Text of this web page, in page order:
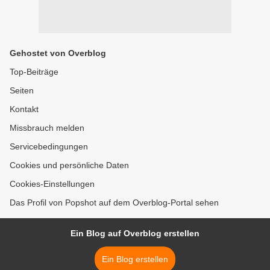
Gehostet von Overblog
Top-Beiträge
Seiten
Kontakt
Missbrauch melden
Servicebedingungen
Cookies und persönliche Daten
Cookies-Einstellungen
Das Profil von Popshot auf dem Overblog-Portal sehen
Ein Blog auf Overblog erstellen
Ein Blog erstellen